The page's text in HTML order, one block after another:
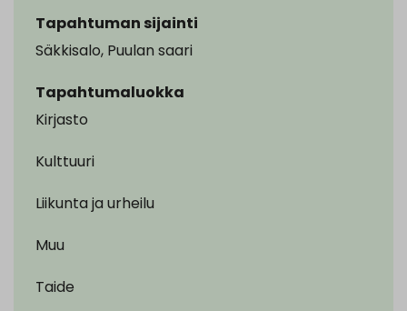
Tapahtuman sijainti
Säkkisalo, Puulan saari
Tapahtumaluokka
Kirjasto
Kulttuuri
Liikunta ja urheilu
Muu
Taide